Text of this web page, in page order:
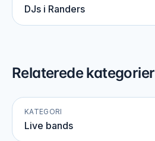
DJs i Randers
Relaterede kategorier
KATEGORI
Live bands